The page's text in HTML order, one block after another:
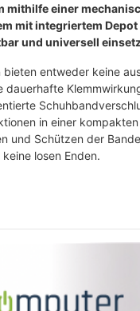
mithilfe einer
mit integriertem Depot
und universell
bieten entweder keine
dauerhafte
in einer
und Schützen der
losen Enden.